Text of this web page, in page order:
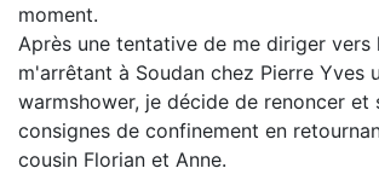
moment.
Après une tentative de me diriger vers
m'arrêtant à Soudan chez Pierre Yves
warmshower, je décide de renoncer et
consignes de confinement en
cousin Florian et Anne.